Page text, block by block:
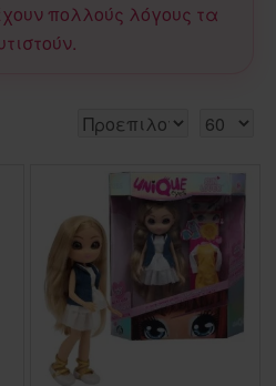
πολλούς λόγους τα